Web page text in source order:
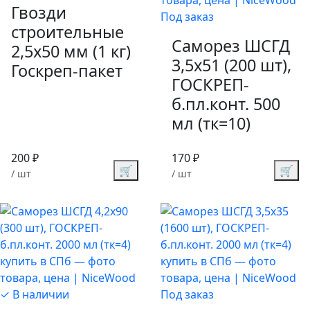
Гвозди
строительные
2,5х50 мм (1 кг)
Госкреп-пакет
200 ₽
/ шт 🛒
Под заказ
Саморез ШСГД
3,5х51 (200 шт),
ГОСКРЕП-
б.пл.конт. 500
мл (тк=10)
170 ₽
/ шт 🛒
✓ В наличии Под заказ